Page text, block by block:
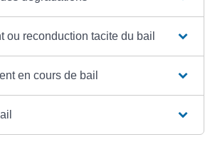
ou reconduction tacite du bail
en cours de bail